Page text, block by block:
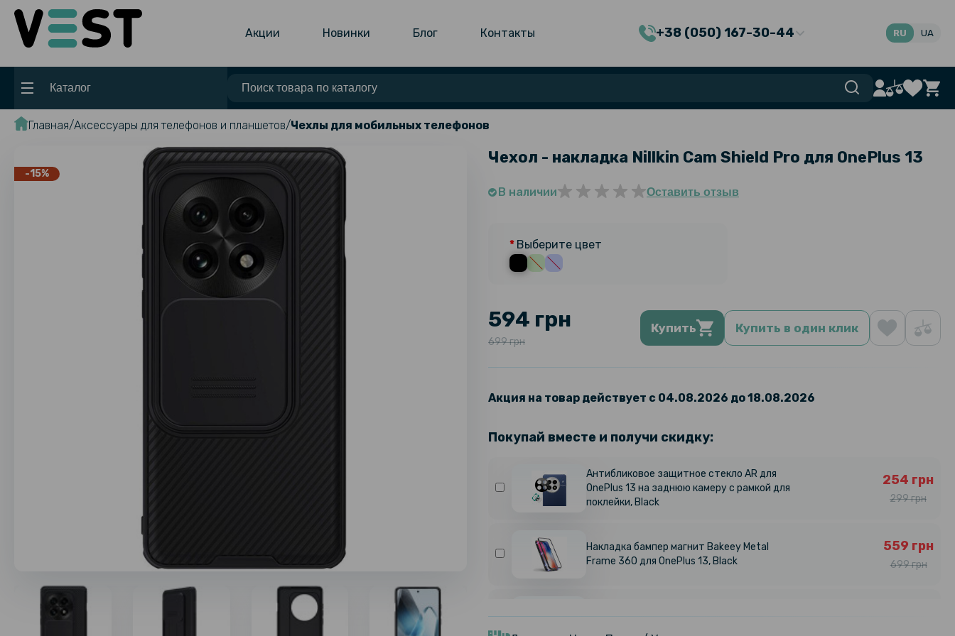
Акции Новинки Блог Контакты +38 (050) 167-30-44 RU UA
Каталог
Главная Аксессуары для телефонов и планшетов Чехлы для мобильных телефонов
-15%
Чехол - накладка Nillkin Cam Shield Pro для OnePlus 13
В наличии Оставить отзыв
Выберите цвет
594 грн
699 грн
Купить Купить в один клик
Акция на товар действует с 04.08.2026 до 18.08.2026
Покупай вместе и получи скидку:
Антибликовое защитное стекло AR для
OnePlus 13 на заднюю камеру с рамкой для
поклейки, Black
254 грн
299 грн
Накладка бампер магнит Bakeey Metal
Frame 360 для OnePlus 13, Black
559 грн
699 грн